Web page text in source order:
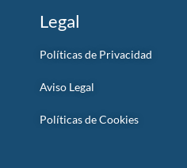
Legal
Políticas de Privacidad
Aviso Legal
Políticas de Cookies